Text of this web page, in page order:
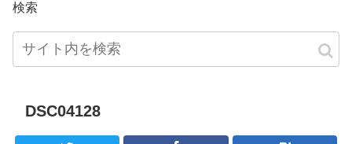
検索
DSC04128